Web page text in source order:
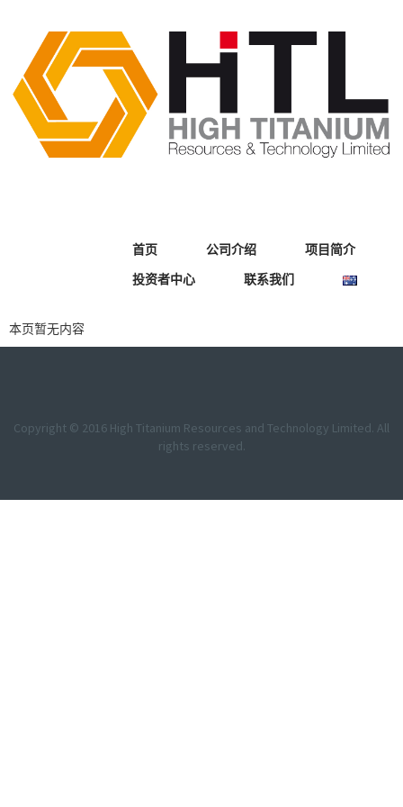
首页 公司介绍
项目简介
投资者中心
联系我们
本页暂无内容
Copyright © 2016 High Titanium Resources and Technology Limited. All
rights reserved.